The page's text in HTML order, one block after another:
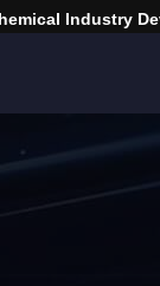
Industry